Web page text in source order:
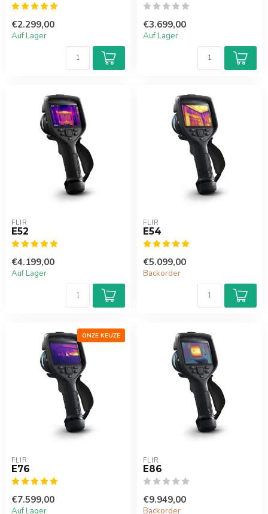
€2.299,00
Auf Lager
€3.699,00
Auf Lager
FLIR
E52
€4.199,00
Auf Lager
FLIR
E54
€5.099,00
Backorder
ONZE KEUZE
FLIR
E76
€7.599,00
Auf Lager
FLIR
E86
€9.949,00
Backorder